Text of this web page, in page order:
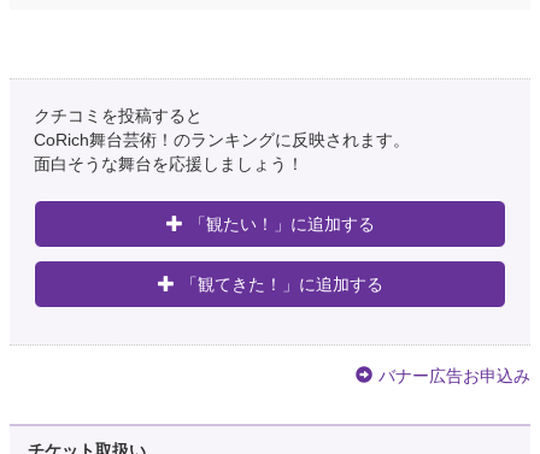
クチコミを投稿すると
CoRich舞台芸術！のランキングに反映されます。
面白そうな舞台を応援しましょう！
「観たい！」に追加する
「観てきた！」に追加する
バナー広告お申込み